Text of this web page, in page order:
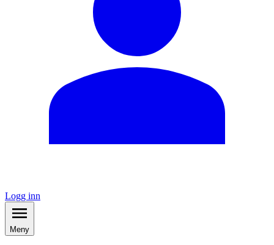
Logg inn
Meny